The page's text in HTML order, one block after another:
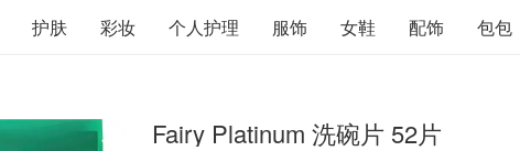
护肤 彩妆 个人护理 服饰 女鞋 配饰 包包
Fairy Platinum 洗碗片 52片